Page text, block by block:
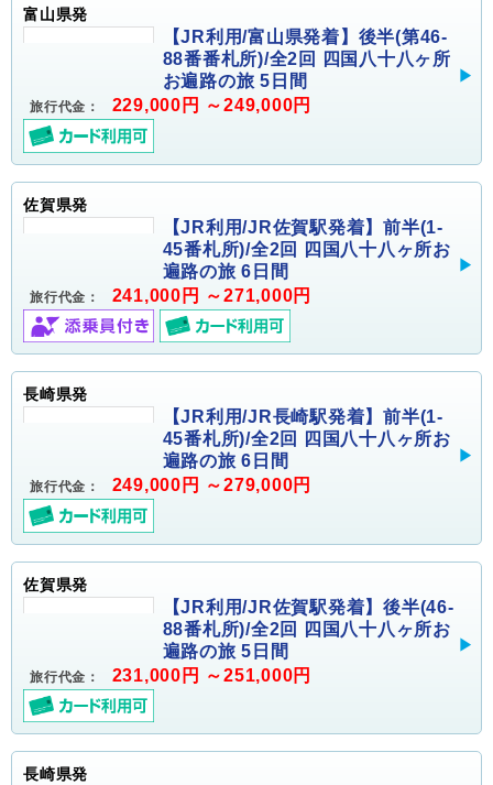
富山県発
【JR利用/富山県発着】後半(第46-
88番番札所)/全2回 四国八十八ヶ所
お遍路の旅 5日間
旅行代金： 229,000円 ～249,000円
佐賀県発
【JR利用/JR佐賀駅発着】前半(1-
45番札所)/全2回 四国八十八ヶ所お
遍路の旅 6日間
旅行代金： 241,000円 ～271,000円
長崎県発
【JR利用/JR長崎駅発着】前半(1-
45番札所)/全2回 四国八十八ヶ所お
遍路の旅 6日間
旅行代金： 249,000円 ～279,000円
佐賀県発
【JR利用/JR佐賀駅発着】後半(46-
88番札所)/全2回 四国八十八ヶ所お
遍路の旅 5日間
旅行代金： 231,000円 ～251,000円
長崎県発